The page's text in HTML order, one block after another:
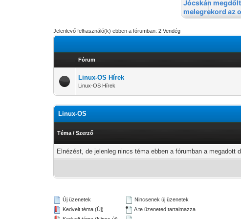
Jelenlevő felhasználó(k) ebben a fórumban: 2 Vendég
Fórum
Linux-OS Hírek
Linux-OS Hírek
Linux-OS
Téma /Szerző
Elnézést, de jelenleg nincs téma ebben a fórumban a megadott
Új üzenetek
Kedvelt téma (Új)
Nincsenek új üzenetek
A te üzeneted tartalmazza